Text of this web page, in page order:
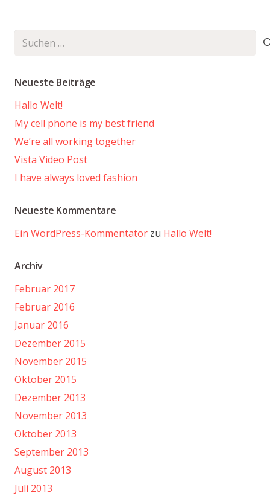
Suchen
Neueste Beiträge
Hallo Welt!
My cell phone is my best friend
We’re all working together
Vista Video Post
I have always loved fashion
Neueste Kommentare
Ein WordPress-Kommentator zu Hallo Welt!
Archiv
Februar 2017
Februar 2016
Januar 2016
Dezember 2015
November 2015
Oktober 2015
Dezember 2013
November 2013
Oktober 2013
September 2013
August 2013
Juli 2013